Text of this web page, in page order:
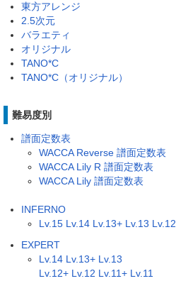
東方アレンジ
2.5次元
バラエティ
オリジナル
TANO*C
TANO*C（オリジナル）
難易度別
譜面定数表
WACCA Reverse 譜面定数表
WACCA Lily R 譜面定数表
WACCA Lily 譜面定数表
INFERNO
Lv.15 Lv.14 Lv.13+ Lv.13 Lv.12
EXPERT
Lv.14 Lv.13+ Lv.13
Lv.12+ Lv.12 Lv.11+ Lv.11